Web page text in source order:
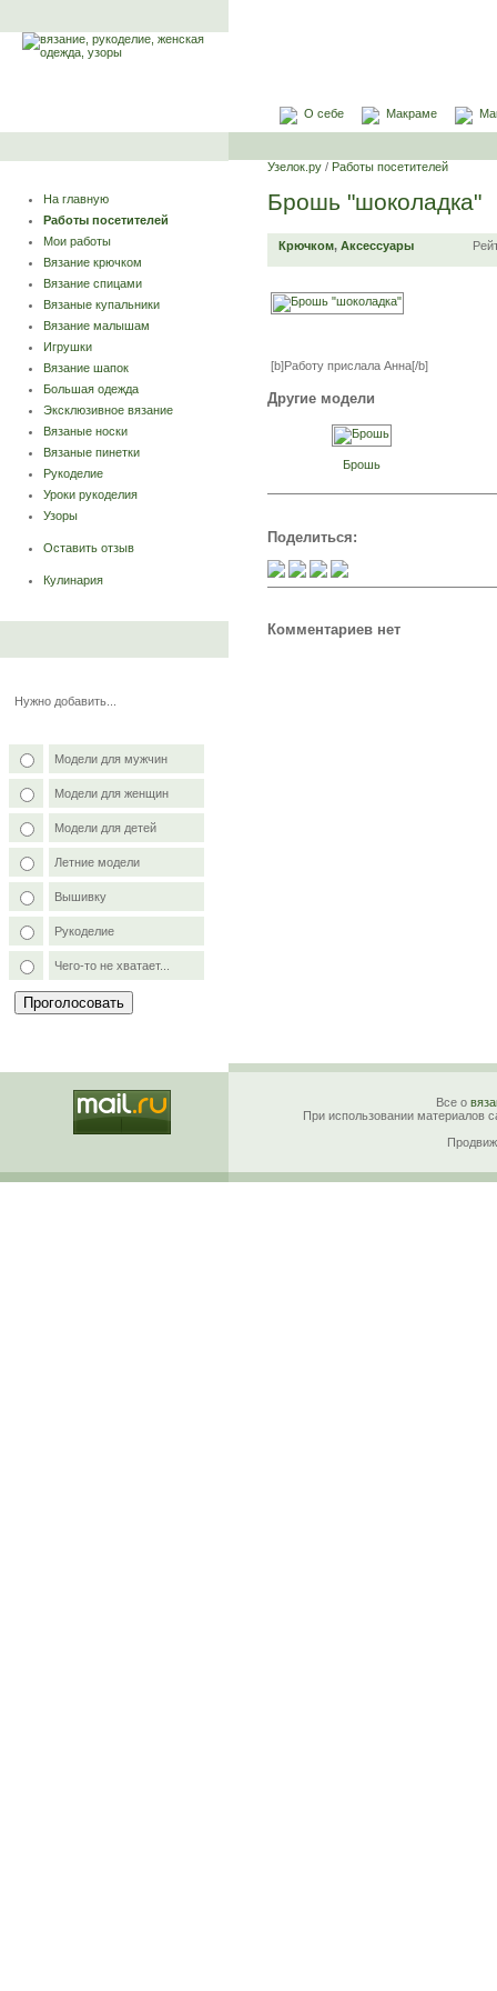
О себе Макраме
На главную
Работы посетителей
Мои работы
Вязание крючком
Вязание спицами
Вязаные купальники
Вязание малышам
Игрушки
Вязание шапок
Большая одежда
Эксклюзивное вязание
Вязаные носки
Вязаные пинетки
Рукоделие
Уроки рукоделия
Узоры
Оставить отзыв
Кулинария
Нужно добавить...
Модели для мужчин
Модели для женщин
Модели для детей
Летние модели
Вышивку
Рукоделие
Чего-то не хватает...
Узелок.ру / Работы посетителей
Брошь "шоколадка"
Крючком, Аксессуары
[b]Работу прислала Анна[/b]
Другие модели
Брошь
Поделиться:
Комментариев нет
Все о
При использовании материалов